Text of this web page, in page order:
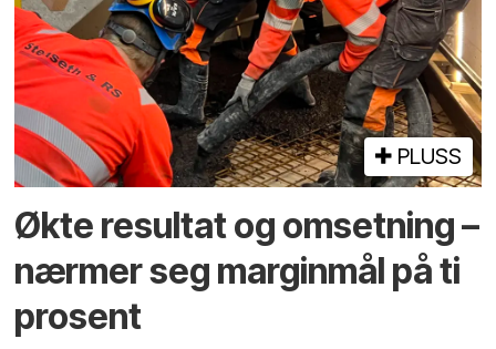
PLUSS
Økte resultat og omsetning –
nærmer seg marginmål på ti
prosent